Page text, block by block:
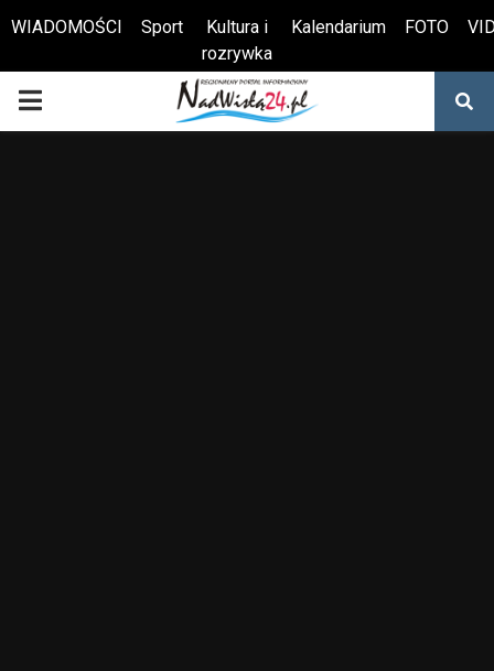
Otwórz pasek narzędzi
WIADOMOŚCI Sport
Kultura i
rozrywka
Kalendarium FOTO
PRIMARY